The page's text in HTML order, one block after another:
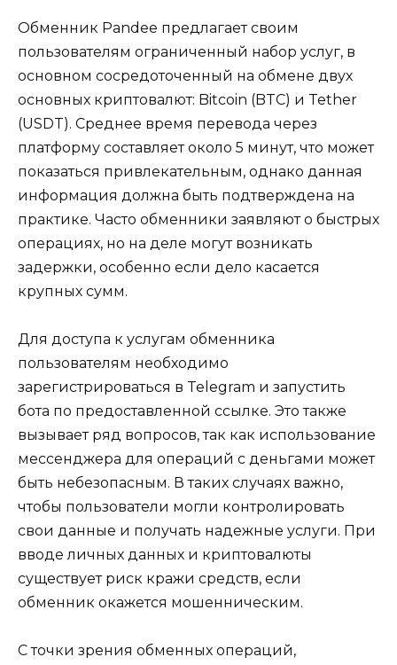
Обменник Pandee предлагает своим
пользователям ограниченный набор услуг, в
основном сосредоточенный на обмене двух
основных криптовалют: Bitcoin (BTC) и Tether
(USDT). Среднее время перевода через
платформу составляет около 5 минут, что может
показаться привлекательным, однако данная
информация должна быть подтверждена на
практике. Часто обменники заявляют о быстрых
операциях, но на деле могут возникать
задержки, особенно если дело касается
крупных сумм.
Для доступа к услугам обменника
пользователям необходимо
зарегистрироваться в Telegram и запустить
бота по предоставленной ссылке. Это также
вызывает ряд вопросов, так как использование
мессенджера для операций с деньгами может
быть небезопасным. В таких случаях важно,
чтобы пользователи могли контролировать
свои данные и получать надежные услуги. При
вводе личных данных и криптовалюты
существует риск кражи средств, если
обменник окажется мошенническим.
С точки зрения обменных операций,